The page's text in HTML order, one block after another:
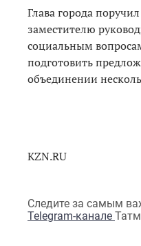
Глава города
заместителю
социальным
подготовить
объединении
KZN.RU
Следите за самым
Telegram-канале